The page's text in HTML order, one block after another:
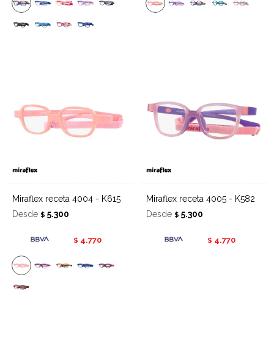
Miraflex receta 4004 - K615
Desde $ 5.300
$ 4.770
Miraflex receta 4005 - K582
Desde $ 5.300
$ 4.770